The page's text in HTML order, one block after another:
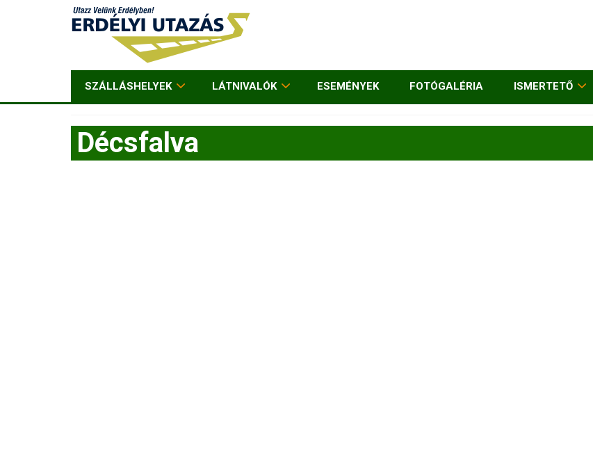
SZÁLLÁSHELYEK LÁTNIVALÓK ESEMÉNYEK FOTÓGALÉRIA ISMERTETŐ
Décsfalva